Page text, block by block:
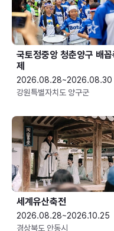
국토정중앙 청춘양구 배꼽
제
2026.08.28~2026.08.30
강원특별자치도 양구군
세계유산축전
2026.08.28~2026.10.25
경상북도 안동시